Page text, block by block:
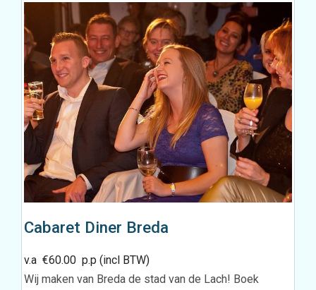
Cabaret Diner Breda
v.a€60.00 p.p (incl BTW)
Wij maken van Breda de stad van de Lach! Boek